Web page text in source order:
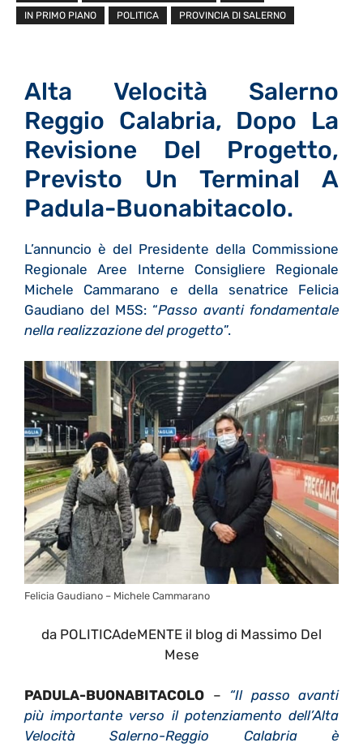
IN PRIMO PIANO
POLITICA PROVINCIA DI SALERNO
Alta Velocità Salerno
Reggio Calabria, Dopo La
Revisione Del Progetto,
Previsto Un Terminal A
Padula-Buonabitacolo.
L’annuncio è del Presidente della Commissione
Regionale Aree Interne Consigliere Regionale
Michele Cammarano e della senatrice Felicia
Gaudiano del M5S: “Passo avanti fondamentale
nella realizzazione del progetto”.
Felicia Gaudiano – Michele Cammarano
da POLITICAdeMENTE il blog di Massimo Del
Mese
PADULA-BUONABITACOLO – “Il passo avanti
più importante verso il potenziamento dell’Alta
Velocità Salerno-Reggio Calabria è